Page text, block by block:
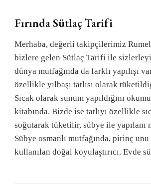
Fırında Sütlaç Tarifi
Merhaba, değerli takipçilerimiz
bizlere gelen Sütlaç Tarifi ile
dünya mutfağında da farklı yapılışı
özellikle yılbaşı tatlısı olarak
Sıcak olarak sunum yapıldığını
kitabında. Bizde ise tatlıyı özellikle
soğutarak tüketilir, sübye ile yapılanı
Sübye osmanlı mutfağında, pirinç
kullanılan doğal koyulaştırıcı. Evde